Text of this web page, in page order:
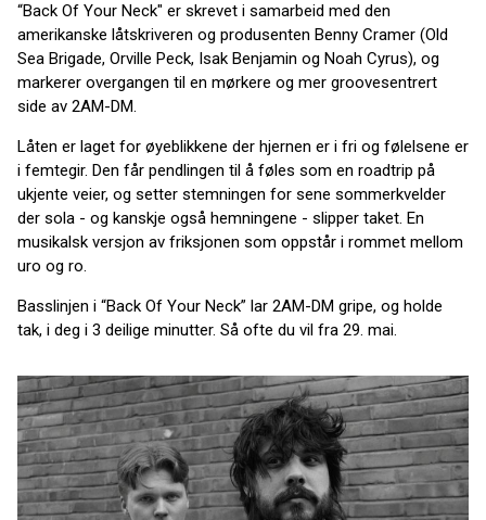
“Back Of Your Neck" er skrevet i samarbeid med den
amerikanske låtskriveren og produsenten Benny Cramer (Old
Sea Brigade, Orville Peck, Isak Benjamin og Noah Cyrus), og
markerer overgangen til en mørkere og mer groovesentrert
side av 2AM-DM.
Låten er laget for øyeblikkene der hjernen er i fri og følelsene er
i femtegir. Den får pendlingen til å føles som en roadtrip på
ukjente veier, og setter stemningen for sene sommerkvelder
der sola - og kanskje også hemningene - slipper taket. En
musikalsk versjon av friksjonen som oppstår i rommet mellom
uro og ro.
Basslinjen i “Back Of Your Neck” lar 2AM-DM gripe, og holde
tak, i deg i 3 deilige minutter. Så ofte du vil fra 29. mai.